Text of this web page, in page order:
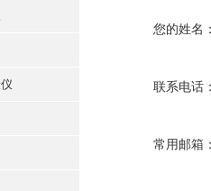
您的姓名：
联系电话：
常用邮箱：